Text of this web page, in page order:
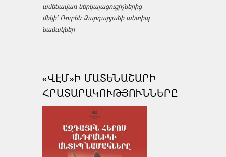
ամենավառ ներկայացուցիչներից
մեկի՝ Ռուբեն Զարդարյանի անտիպ
նամակներ
«ՎԷՄ»Ի ՄԱՏԵՆԱՇԱՐԻ
ՀՐԱՏԱՐԱԿՈՒԹՅՈՒՆՆԵՐԸ